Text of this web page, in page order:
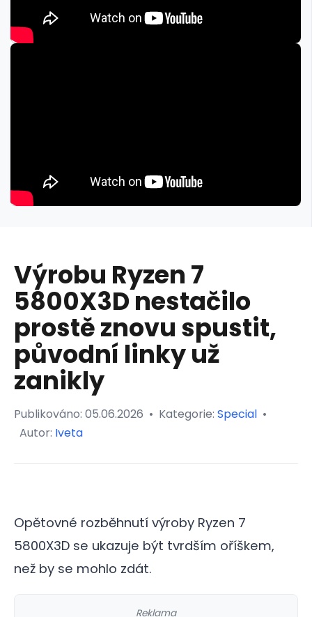
Výrobu Ryzen 7
5800X3D nestačilo
prostě znovu spustit,
původní linky už
zanikly
Publikováno: 05.06.2026 • Kategorie: Special •
Autor: Iveta
Opětovné rozběhnutí výroby Ryzen 7
5800X3D se ukazuje být tvrdším oříškem,
než by se mohlo zdát.
Reklama